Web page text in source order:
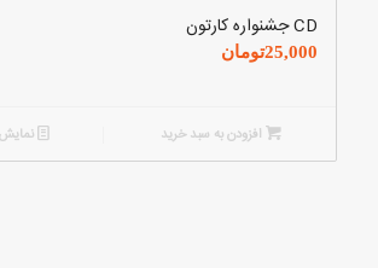
CD جشنواره کارتون
25,000تومان
افزودن به سبد خرید